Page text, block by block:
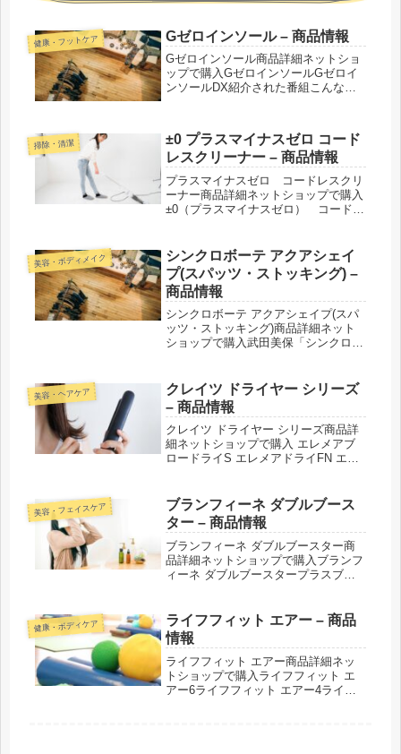
健康・フットケア Gゼロインソール – 商品情報
Gゼロインソール商品詳細ネットショ
ップで購入GゼロインソールGゼロイ
ンソールDX紹介された番組こんな商
掃除・清潔
±0 プラスマイナスゼロ コード
レスクリーナー – 商品情報
プラスマイナスゼロ コードレスクリ
ーナー商品詳細ネットショップで購入
±0（プラスマイナスゼロ） コードレ
ナー【XJC-B021】±0（プラスマイナ
スゼロ） コードレ...
美容・ボディメイク
シンクロボーテ アクアシェイ
プ(スパッツ・ストッキング) –
商品情報
シンクロボーテ アクアシェイプ(スパ
ッツ・ストッキング)商品詳細ネット
ショップで購入武田美保「シンクロボ
クアブルー／ブラウン■サイズ：M／L
／LL武田美保「シンクロボー...
美容・ヘアケア
クレイツ ドライヤー シリーズ
– 商品情報
クレイツ ドライヤー シリーズ商品詳
細ネットショップで購入 エレメアブ
ロードライS エレメアドライFN エレ
おススメ！
美容・フェイスケア
ブランフィーネ ダブルブース
ター – 商品情報
ブランフィーネ ダブルブースター商
品詳細ネットショップで購入ブランフ
ィーネ ダブルブースタープラスブラ
健康・ボディケア
ライフフィット エアー – 商品
情報
ライフフィット エアー商品詳細ネッ
トショップで購入ライフフィット エ
アー6ライフフィット エアー4ライフ